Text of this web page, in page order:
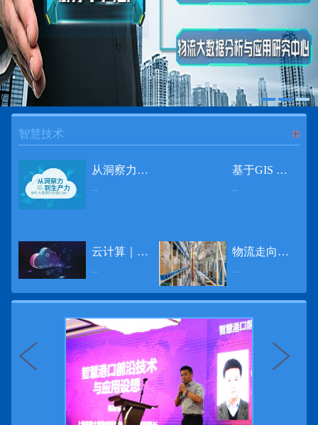
智慧技术
从洞察力到生产力 伊利大数据的价值创造
...
基于GIS 的小城市交通网络分析研究
...
云计算｜边缘计算将为物联网行业带来巨大增长
...
物流走向未来的“魔法师”
...